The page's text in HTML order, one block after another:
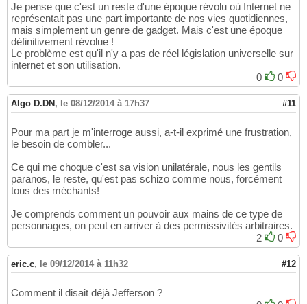
Je pense que c'est un reste d'une époque révolu où Internet ne
représentait pas une part importante de nos vies quotidiennes,
mais simplement un genre de gadget. Mais c'est une époque
définitivement révolue !
Le problème est qu'il n'y a pas de réel législation universelle sur
internet et son utilisation.
0
0
Algo D.DN , le 08/12/2014 à 17h37 #11
Pour ma part je m'interroge aussi, a-t-il exprimé une frustration,
le besoin de combler...
Ce qui me choque c'est sa vision unilatérale, nous les gentils
paranos, le reste, qu'est pas schizo comme nous, forcément
tous des méchants!
Je comprends comment un pouvoir aux mains de ce type de
personnages, on peut en arriver à des permissivités arbitraires.
2
0
eric.c, le 09/12/2014 à 11h32 #12
Comment il disait déjà Jefferson ?